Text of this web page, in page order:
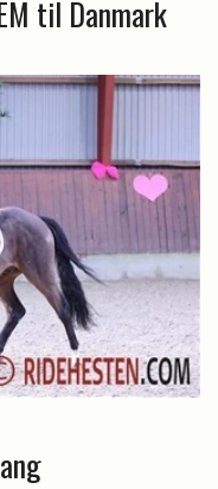
til Danmark